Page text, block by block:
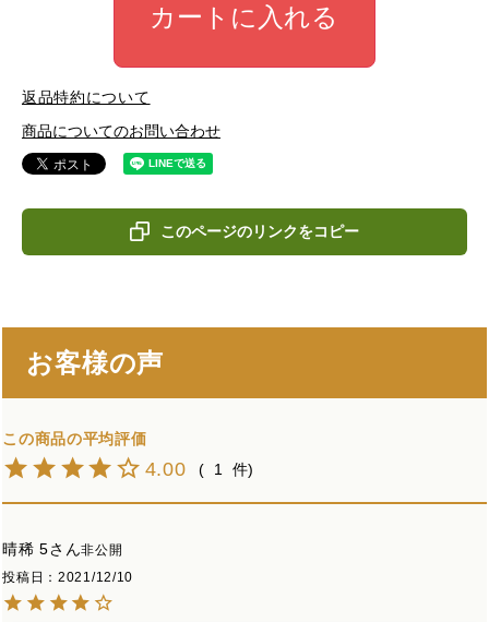
カートに入れる
返品特約について
商品についてのお問い合わせ
このページのリンクをコピー
お客様の声
4.00 1
晴稀 5
非公開
投稿日
2021/12/10